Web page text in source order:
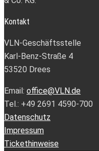
Kontakt
VLN-Geschäftsstelle
Karl-Benz-Straße 4
53520 Drees
Email: office@VLN.de
Tel.: +49 2691 4590-700
Datenschutz
Impressum
Tickethinweise